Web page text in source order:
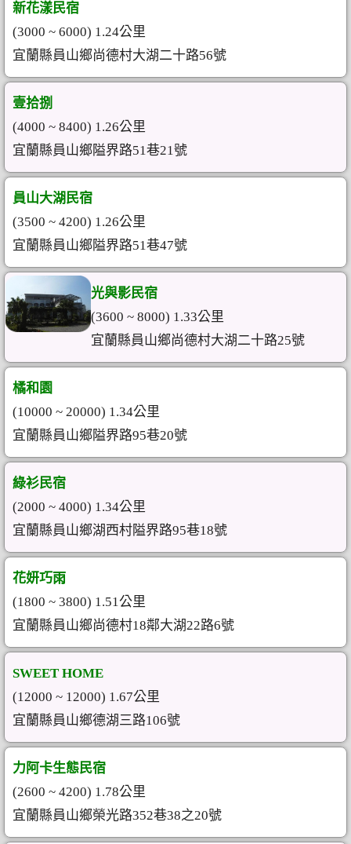
新花漾民宿
(3000 ~ 6000) 1.24公里
宜蘭縣員山鄉尚德村大湖二十路56號
壹拾捌
(4000 ~ 8400) 1.26公里
宜蘭縣員山鄉隘界路51巷21號
員山大湖民宿
(3500 ~ 4200) 1.26公里
宜蘭縣員山鄉隘界路51巷47號
光與影民宿
(3600 ~ 8000) 1.33公里
宜蘭縣員山鄉尚德村大湖二十路25號
橘和園
(10000 ~ 20000) 1.34公里
宜蘭縣員山鄉隘界路95巷20號
綠衫民宿
(2000 ~ 4000) 1.34公里
宜蘭縣員山鄉湖西村隘界路95巷18號
花妍巧雨
(1800 ~ 3800) 1.51公里
宜蘭縣員山鄉尚德村18鄰大湖22路6號
SWEET HOME
(12000 ~ 12000) 1.67公里
宜蘭縣員山鄉德湖三路106號
力阿卡生態民宿
(2600 ~ 4200) 1.78公里
宜蘭縣員山鄉榮光路352巷38之20號